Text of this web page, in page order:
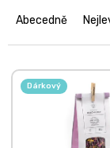
a
n
Abecedně
V
Dárkový